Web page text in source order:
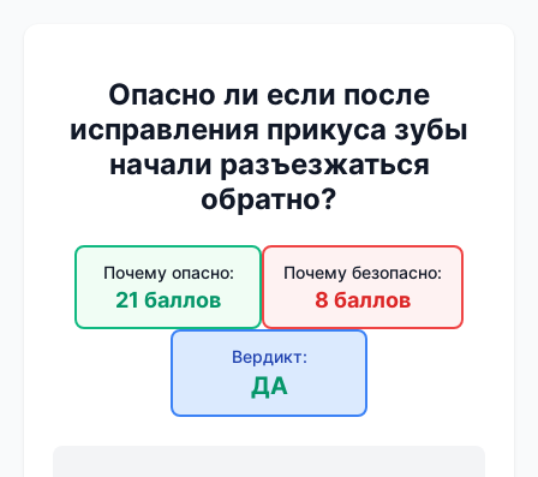
Опасно ли если после
исправления прикуса зубы
начали разъезжаться
обратно?
Почему опасно:
21 баллов
Почему безопасно:
8 баллов
Вердикт:
ДА